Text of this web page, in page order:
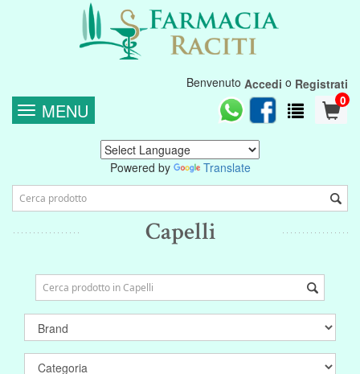
Benvenuto Accedi o Registrati
0
MENU
Powered by Translate
Capelli